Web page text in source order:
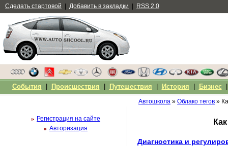
Автошкола » Облако тегов »
Диагностика и
Регистрация на сайте
Авторизация
Сделать стартовой Добавить в закладки RSS 2.0
События Происшествия Путешествия История Бизнес